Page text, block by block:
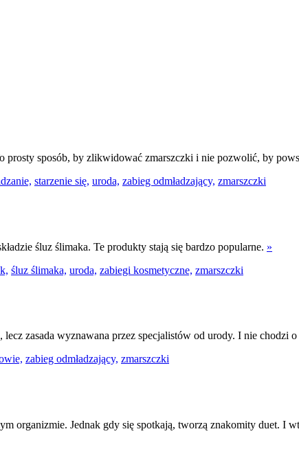
prosty sposób, by zlikwidować zmarszczki i nie pozwolić, by
starzenie się, uroda, zabieg odmładzający, zmarszczki
śluz ślimaka. Te produkty stają się bardzo popularne. »
śluz ślimaka, uroda, zabiegi kosmetyczne, zmarszczki
zasada wyznawana przez specjalistów od urody. I nie chodzi
zabieg odmładzający, zmarszczki
organizmie. Jednak gdy się spotkają, tworzą znakomity duet. I